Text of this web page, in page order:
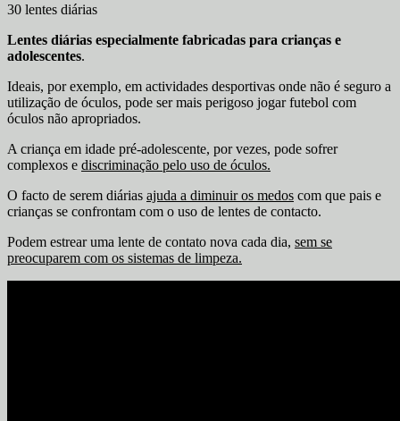
30 lentes diárias
Lentes diárias especialmente fabricadas para crianças e
adolescentes.
Ideais, por exemplo, em actividades desportivas onde não é seguro a
utilização de óculos, pode ser mais perigoso jogar futebol com
óculos não apropriados.
A criança em idade pré-adolescente, por vezes, pode sofrer
complexos e discriminação pelo uso de óculos.
O facto de serem diárias ajuda a diminuir os medos com que pais e
crianças se confrontam com o uso de lentes de contacto.
Podem estrear uma lente de contato nova cada dia, sem se
preocuparem com os sistemas de limpeza.